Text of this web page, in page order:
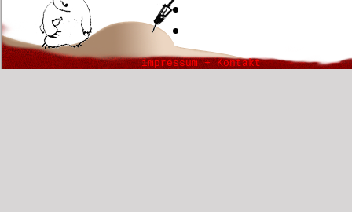
impressum + Kontakt